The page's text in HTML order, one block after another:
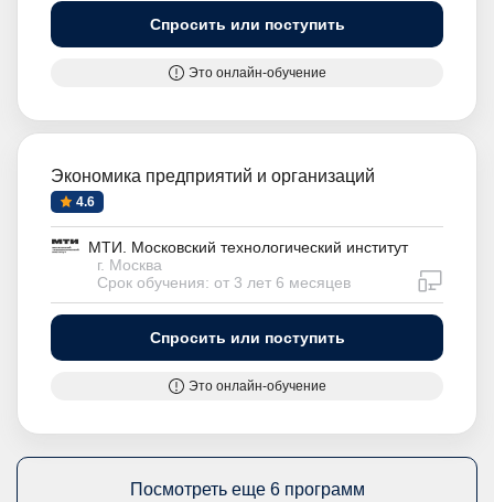
Спросить или поступить
Это онлайн-обучение
Экономика предприятий и организаций
4.6
МТИ. Московский технологический институт
г. Москва
Срок обучения: от 3 лет 6 месяцев
Спросить или поступить
Это онлайн-обучение
Посмотреть еще 6 программ